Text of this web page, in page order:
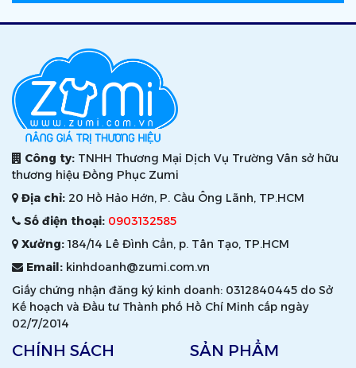
Công ty: TNHH Thương Mại Dịch Vụ Trường Vân sở hữu
thương hiệu Đồng Phục Zumi
Địa chỉ: 20 Hồ Hảo Hớn, P. Cầu Ông Lãnh, TP.HCM
Số điện thoại: 0903132585
Xưởng:184/14 Lê Đình Cẩn, p. Tân Tạo, TP.HCM
Email: kinhdoanh@zumi.com.vn
Giấy chứng nhận đăng ký kinh doanh: 0312840445 do Sở
Kế hoạch và Đầu tư Thành phố Hồ Chí Minh cấp ngày
02/7/2014
CHÍNH SÁCH SẢN PHẨM